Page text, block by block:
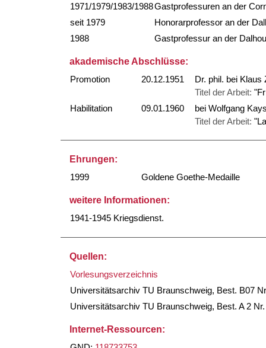
1971/1979/1983/1988Gastprofessuren an der
seit 1979
Honorarprofessor an der
1988
Gastprofessur an der
akademische Abschlüsse:
Promotion
20.12.1951
Dr. phil. bei
Titel der Arbeit:
Habilitation
09.01.1960
bei Wolfgang
Titel der Arbeit:
Ehrungen:
1999
Goldene Goethe-Medaille
weitere Informationen:
1941-1945 Kriegsdienst.
Quellen:
Vorlesungsverzeichnis
Universitätsarchiv TU Braunschweig, Best. B07
Universitätsarchiv TU Braunschweig, Best. A 2
Internet-Ressourcen: